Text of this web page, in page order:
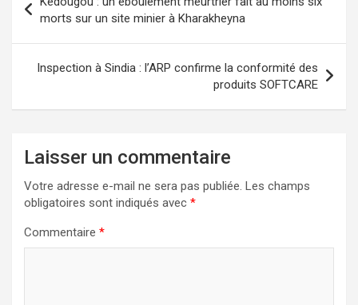
morts sur un site minier à Kharakheyna
Inspection à Sindia : l’ARP confirme la conformité des
produits SOFTCARE
Laisser un commentaire
Votre adresse e-mail ne sera pas publiée. Les champs
obligatoires sont indiqués avec *
Commentaire *